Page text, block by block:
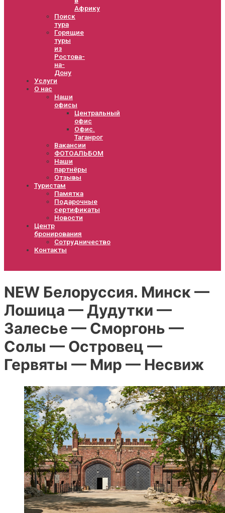
Африку
Поиск
тура
Горящие
туры
из
Ростова-
на-
Дону
Услуги
О нас
Наши
офисы
Центральный
офис
Офис.
Таганрог
Вакансии
ФОТОАЛЬБОМ
Наши
партнёры
Отзывы
Туристам
Памятка
Подарочные
сертификаты
Новости
Центр
бронирования
Сотрудничество
Контакты
NEW Белоруссия. Минск —
Лошица — Дудутки —
Залесье — Сморгонь —
Солы — Островец —
Гервяты — Мир — Несвиж